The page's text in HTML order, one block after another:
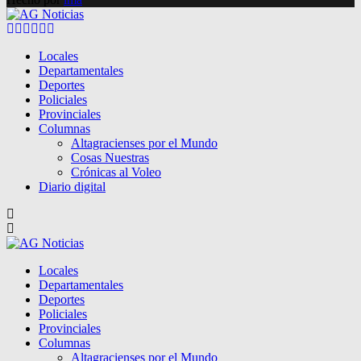
Facebook
Twitter
Instagram
Pinterest
Google
Locales
Departamentales
Deportes
Policiales
Provinciales
Columnas
Altagracienses por el Mundo
Cosas Nuestras
Crónicas al Voleo
Diario digital
Locales
Departamentales
Deportes
Policiales
Provinciales
Columnas
Altagracienses por el Mundo